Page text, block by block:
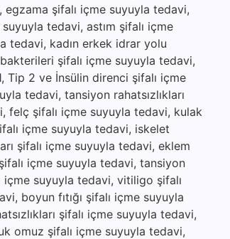
egzama şifalı içme suyuyla tedavi,
tedavi, astım şifalı içme
tedavi, kadın erkek idrar yolu
şifalı içme suyuyla tedavi,
Tip 2 ve İnsülin direnci şifalı içme
tedavi, tansiyon rahatsızlıkları
felç şifalı içme suyuyla tedavi, kulak
içme suyuyla tedavi, iskelet
şifalı içme suyuyla tedavi, eklem
içme suyuyla tedavi, tansiyon
içme suyuyla tedavi, vitiligo şifalı
boyun fıtığı şifalı içme suyuyla
şifalı içme suyuyla tedavi,
omuz şifalı içme suyuyla tedavi,